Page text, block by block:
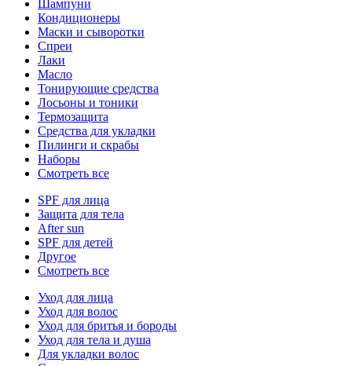
Шампуни
Кондиционеры
Маски и сыворотки
Спреи
Лаки
Масло
Тонирующие средства
Лосьоны и тоники
Термозащита
Средства для укладки
Пилинги и скрабы
Наборы
Смотреть все
SPF для лица
Защита для тела
After sun
SPF для детей
Другое
Смотреть все
Уход для лица
Уход для волос
Уход для бритья и бороды
Уход для тела и душа
Для укладки волос